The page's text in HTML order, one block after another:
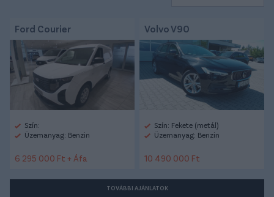
Ford Courier
Szín:
Üzemanyag: Benzin
6 295 000 Ft + Áfa
Volvo V90
Szín: Fekete (metál)
Üzemanyag: Benzin
10 490 000 Ft
TOVÁBBI AJÁNLATOK